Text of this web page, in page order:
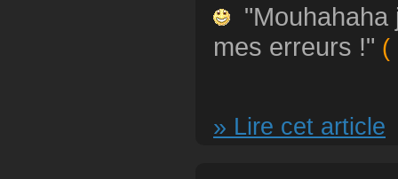
mes erreurs !" (
» Lire cet article